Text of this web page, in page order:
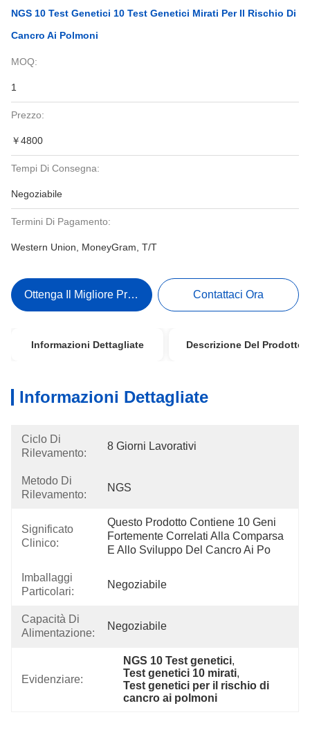
NGS 10 Test Genetici 10 Test Genetici Mirati Per Il Rischio Di
Cancro Ai Polmoni
MOQ:
1
Prezzo:
￥4800
Tempi Di Consegna:
Negoziabile
Termini Di Pagamento:
Western Union, MoneyGram, T/T
Ottenga Il Migliore Prezzo Contattaci Ora
Informazioni Dettagliate Descrizione Del Prodotto
Informazioni Dettagliate
Ciclo Di
Rilevamento:
8 Giorni Lavorativi
Metodo Di
Rilevamento:
NGS
Significato
Clinico:
Questo Prodotto Contiene 10 Geni
Fortemente Correlati Alla Comparsa
E Allo Sviluppo Del Cancro Ai Po
Imballaggi
Particolari:
Negoziabile
Capacità Di
Alimentazione:
Negoziabile
Evidenziare:
NGS 10 Test genetici,
Test genetici 10 mirati,
Test genetici per il rischio di
cancro ai polmoni